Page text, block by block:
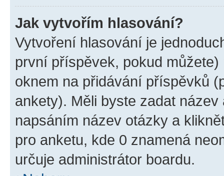
Jak vytvořím hlasování?
Vytvoření hlasování je
první příspěvek, pokud
oknem na přidávání příspěvků
ankety). Měli byste zadat
napsáním název otázky a
pro anketu, kde 0 znamená
určuje administrátor boardu.